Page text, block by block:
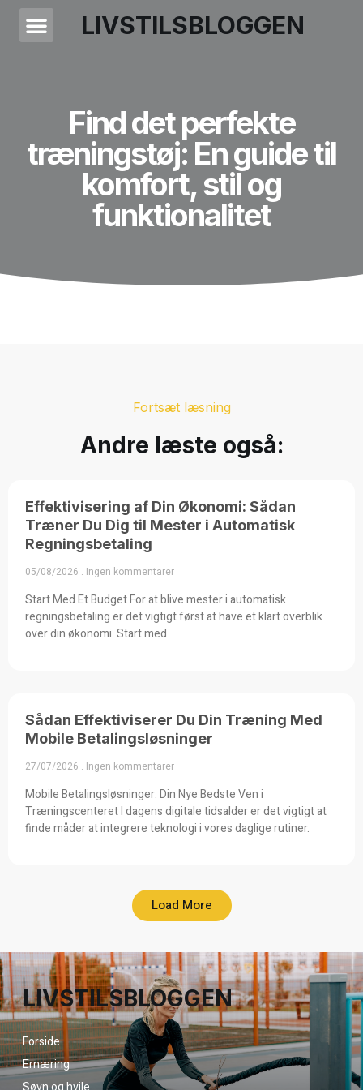
LIVSTILSBLOGGEN
Find det perfekte
træningstøj: En guide til
komfort, stil og
funktionalitet
Fortsæt læsning
Andre læste også:
Effektivisering af Din Økonomi: Sådan
Træner Du Dig til Mester i Automatisk
Regningsbetaling
05/08/2026 Ingen kommentarer
Start Med Et Budget For at blive mester i automatisk
regningsbetaling er det vigtigt først at have et klart overblik
over din økonomi. Start med
Sådan Effektiviserer Du Din Træning Med
Mobile Betalingsløsninger
27/07/2026 Ingen kommentarer
Mobile Betalingsløsninger: Din Nye Bedste Ven i
Træningscenteret I dagens digitale tidsalder er det vigtigt at
finde måder at integrere teknologi i vores daglige rutiner.
Load More
LIVSTILSBLOGGEN
Forside
Ernæring